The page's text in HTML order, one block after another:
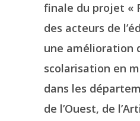
finale du projet «
des acteurs de
une amélioration
scolarisation en
dans les
de l’Ouest, de